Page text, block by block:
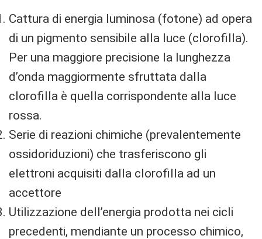
Cattura di energia luminosa (fotone) ad opera
di un pigmento sensibile alla luce (clorofilla).
Per una maggiore precisione la lunghezza
d’onda maggiormente sfruttata dalla
clorofilla è quella corrispondente alla luce
rossa.
Serie di reazioni chimiche (prevalentemente
ossidoriduzioni) che trasferiscono gli
elettroni acquisiti dalla clorofilla ad un
accettore
Utilizzazione dell’energia prodotta nei cicli
precedenti, mendiante un processo chimico,